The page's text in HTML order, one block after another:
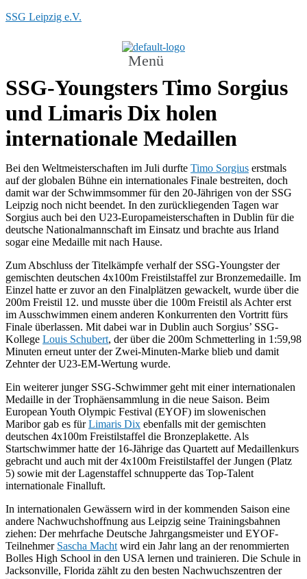
SSG Leipzig e.V.
Menü
SSG-Youngsters Timo Sorgius
und Limaris Dix holen
internationale Medaillen
Bei den Weltmeisterschaften im Juli durfte Timo Sorgius erstmals
auf der globalen Bühne ein internationales Finale bestreiten, doch
damit war der Schwimmsommer für den 20-Jährigen von der SSG
Leipzig noch nicht beendet. In den zurückliegenden Tagen war
Sorgius auch bei den U23-Europameisterschaften in Dublin für die
deutsche Nationalmannschaft im Einsatz und brachte aus Irland
sogar eine Medaille mit nach Hause.
Zum Abschluss der Titelkämpfe verhalf der SSG-Youngster der
gemischten deutschen 4x100m Freistilstaffel zur Bronzemedaille. Im
Einzel hatte er zuvor an den Finalplätzen gewackelt, wurde über die
200m Freistil 12. und musste über die 100m Freistil als Achter erst
im Ausschwimmen einem anderen Konkurrenten den Vortritt fürs
Finale überlassen. Mit dabei war in Dublin auch Sorgius’ SSG-
Kollege Louis Schubert, der über die 200m Schmetterling in 1:59,98
Minuten erneut unter der Zwei-Minuten-Marke blieb und damit
Zehnter der U23-EM-Wertung wurde.
Ein weiterer junger SSG-Schwimmer geht mit einer internationalen
Medaille in der Trophäensammlung in die neue Saison. Beim
European Youth Olympic Festival (EYOF) im slowenischen
Maribor gab es fürLimaris Dix ebenfalls mit der gemischten
deutschen 4x100m Freistilstaffel die Bronzeplakette. Als
Startschwimmer hatte der 16-Jährige das Quartett auf Medaillenkurs
gebracht und auch mit der 4x100m Freistilstaffel der Jungen (Platz
5) sowie mit der Lagenstaffel schnupperte das Top-Talent
internationale Finalluft.
In internationalen Gewässern wird in der kommenden Saison eine
andere Nachwuchshoffnung aus Leipzig seine Trainingsbahnen
ziehen: Der mehrfache Deutsche Jahrgangsmeister und EYOF-
Teilnehmer Sascha Macht wird ein Jahr lang an der renommierten
Bolles High School in den USA lernen und trainieren. Die Schule in
Jacksonville, Florida zählt zu den besten Nachwuchszentren der